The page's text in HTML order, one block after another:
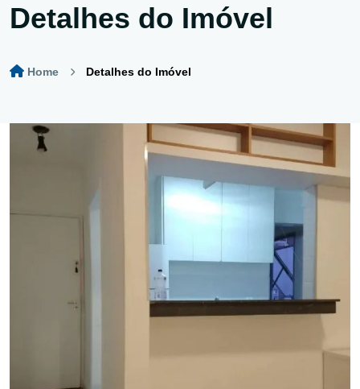
Detalhes do Imóvel
Home Detalhes do Imóvel